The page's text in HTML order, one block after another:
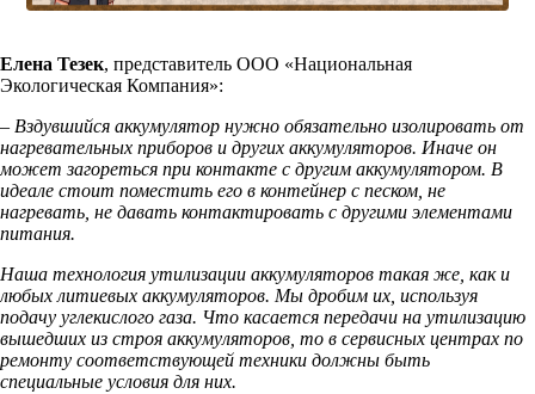
Елена Тезек, представитель ООО «Национальная
Экологическая Компания»:
– Вздувшийся аккумулятор нужно обязательно изолировать от
нагревательных приборов и других аккумуляторов. Иначе он
может загореться при контакте с другим аккумулятором. В
идеале стоит поместить его в контейнер с песком, не
нагревать, не давать контактировать с другими элементами
питания.
Наша технология утилизации аккумуляторов такая же, как и
любых литиевых аккумуляторов. Мы дробим их, используя
подачу углекислого газа. Что касается передачи на утилизацию
вышедших из строя аккумуляторов, то в сервисных центрах по
ремонту соответствующей техники должны быть
специальные условия для них.